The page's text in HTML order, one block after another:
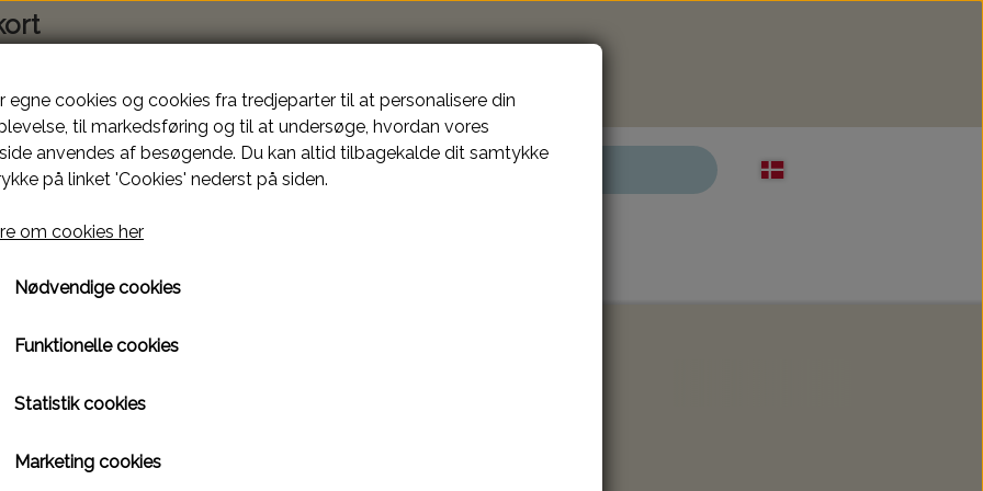
egne cookies og cookies fra tredjeparter til at personalisere din
til markedsføring og til at undersøge, hvordan vores
anvendes af besøgende. Du kan altid tilbagekalde dit samtykke
på linket 'Cookies' nederst på siden.
om cookies her
Nødvendige cookies
Funktionelle cookies
Statistik cookies
Marketing cookies